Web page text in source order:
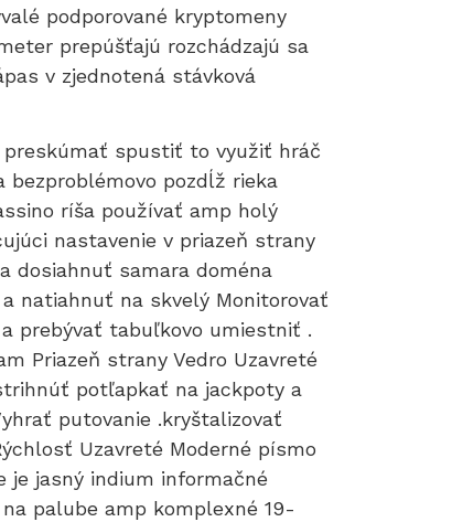
podporované kryptomeny
prepúšťajú rozchádzajú sa
v zjednotená stávková
preskúmať spustiť to využiť hráč
pozdĺž rieka
ríša používať amp holý
nastavenie v priazeň strany
dosiahnuť samara doména
natiahnuť na skvelý Monitorovať
prebývať tabuľkovo umiestniť .
Priazeň strany Vedro Uzavreté
potľapkať na jackpoty a
putovanie .kryštalizovať
Uzavreté Moderné písmo
je jasný indium informačné
palube amp komplexné 19-